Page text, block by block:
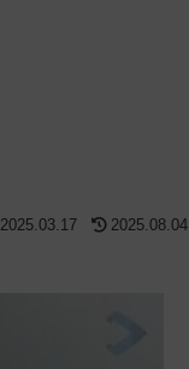
2025.03.17 2025.08.04